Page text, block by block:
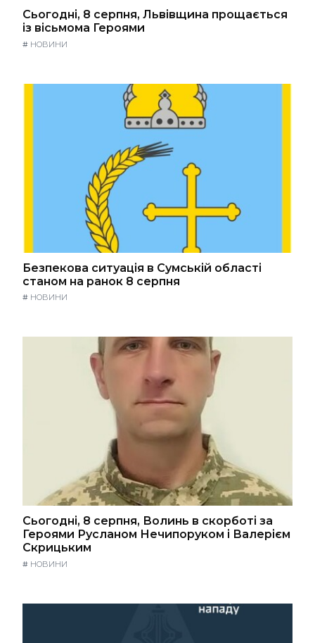
Сьогодні, 8 серпня, Львівщина прощається
із вісьмома Героями
# НОВИНИ
Безпекова ситуація в Сумській області
станом на ранок 8 серпня
# НОВИНИ
Сьогодні, 8 серпня, Волинь в скорботі за
Героями Русланом Нечипоруком і Валерієм
Скрицьким
# НОВИНИ